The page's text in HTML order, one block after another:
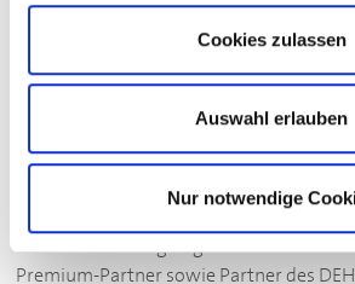
Cookies zulassen
Auswahl erlauben
Nur notwendige
DEHOGA-Partner
Sie sind Unternehmer:in und fühlen sich
Gastgewerbe und damit ihren
verpflichtet? Werden Sie (Premium-)
Baden-Württemberg! Oder
Verband und neugierig auf dieDEHOGA-
Premium-Partner sowie Partner des